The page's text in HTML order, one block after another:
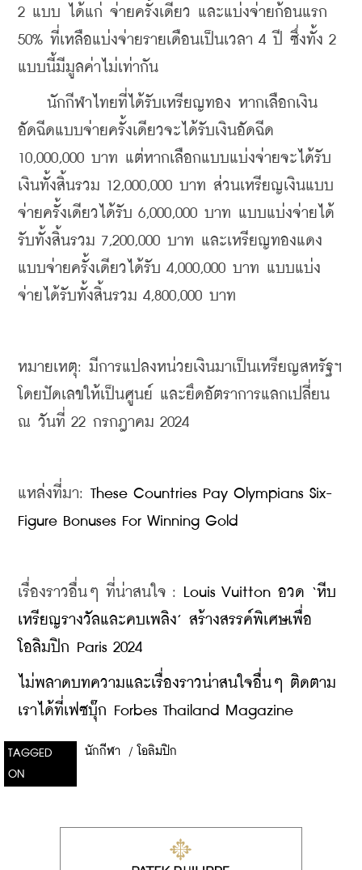
2 แบบ ได้แก่ จ่ายครั้งเดียว และแบ่งจ่ายก้อนแรก
50% ที่เหลือแบ่งจ่ายรายเดือนเป็นเวลา 4 ปี ซึ่งทั้ง 2
แบบนี้มีมูลค่าไม่เท่ากัน
นักกีฬาไทยที่ได้รับเหรียญทอง หากเลือกเงิน
อัดฉีดแบบจ่ายครั้งเดียวจะได้รับเงินอัดฉีด
10,000,000 บาท แต่หากเลือกแบบแบ่งจ่ายจะได้รับ
เงินทั้งสิ้นรวม 12,000,000 บาท ส่วนเหรียญเงินแบบ
จ่ายครั้งเดียวได้รับ 6,000,000 บาท แบบแบ่งจ่ายได้
รับทั้งสิ้นรวม 7,200,000 บาท และเหรียญทองแดง
แบบจ่ายครั้งเดียวได้รับ 4,000,000 บาท แบบแบ่ง
จ่ายได้รับทั้งสิ้นรวม 4,800,000 บาท
หมายเหตุ: มีการแปลงหน่วยเงินมาเป็นเหรียญสหรัฐฯ
โดยปัดเลขให้เป็นศูนย์ และยึดอัตราการแลกเปลี่ยน
ณ วันที่ 22 กรกฎาคม 2024
แหล่งที่มา: These Countries Pay Olympians Six-
Figure Bonuses For Winning Gold
เรื่องราวอื่นๆ ที่น่าสนใจ :
Louis Vuitton อวด ‘หีบ
เหรียญรางวัลและคบเพลิง’ สร้างสรรค์พิเศษเพื่อ
โอลิมปิก Paris 2024
ไม่พลาดบทความและเรื่องราวน่าสนใจอื่นๆ ติดตาม
เราได้ที่เฟซบุ๊ก Forbes Thailand Magazine
TAGGED
ON
นักกีฬา / โอลิมปิก